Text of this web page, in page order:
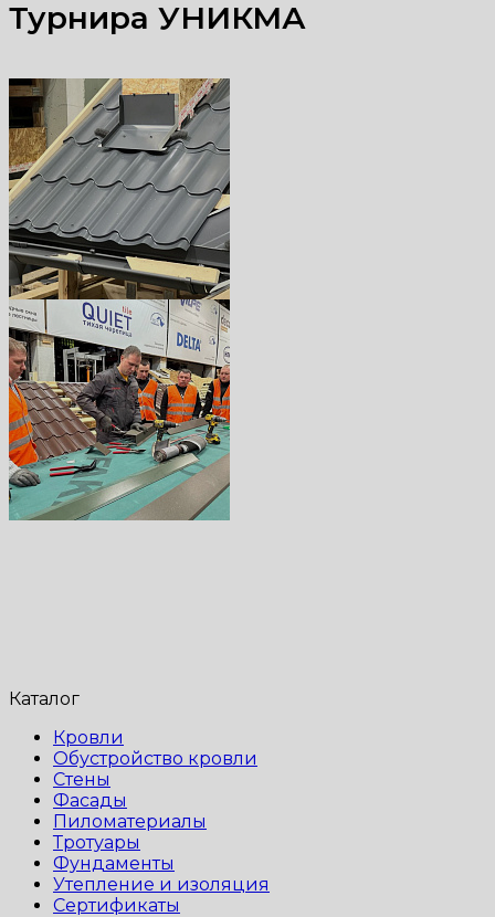
Турнира УНИКМА
Каталог
Кровли
Обустройство кровли
Стены
Фасады
Пиломатериалы
Тротуары
Фундаменты
Утепление и изоляция
Сертификаты